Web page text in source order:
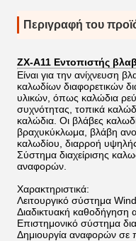
Περιγραφή του
ZX-A11 Εντοπιστής
Είναι για την ανίχνευση
καλωδίων διαφορετικών
υλικών, όπως καλώδια
συχνότητας, τοπικά
καλώδια. Οι βλάβες
βραχυκύκλωμα, βλάβη
καλωδίου, διαρροή
Σύστημα διαχείρισης
αναφορών.
Χαρακτηριστικά:
Λειτουργικό σύστημα
Διαδικτυακή καθοδήγηση
Επιστημονικό σύστημα
Δημιουργία αναφορών σε